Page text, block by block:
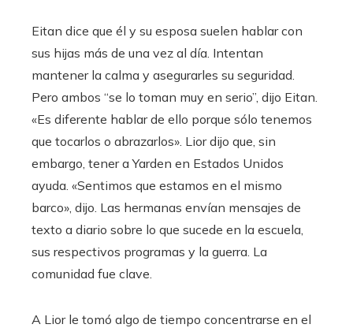
Eitan dice que él y su esposa suelen hablar con
sus hijas más de una vez al día. Intentan
mantener la calma y asegurarles su seguridad.
Pero ambos “se lo toman muy en serio”, dijo Eitan.
«Es diferente hablar de ello porque sólo tenemos
que tocarlos o abrazarlos». Lior dijo que, sin
embargo, tener a Yarden en Estados Unidos
ayuda. «Sentimos que estamos en el mismo
barco», dijo. Las hermanas envían mensajes de
texto a diario sobre lo que sucede en la escuela,
sus respectivos programas y la guerra. La
comunidad fue clave.
A Lior le tomó algo de tiempo concentrarse en el